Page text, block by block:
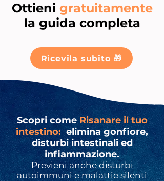
Ottieni gratuitamente
la guida completa
Ricevila subito 🎁
Scopri come Risanare il tuo
intestino: elimina gonfiore,
disturbi intestinali ed
infiammazione.
Previeni anche disturbi
autoimmuni e malattie silenti